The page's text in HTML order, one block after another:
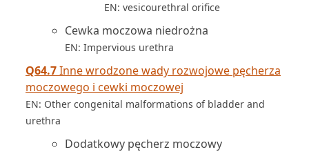
EN: vesicourethral orifice
Cewka moczowa niedrożna
EN: Impervious urethra
Q64.7Inne wrodzone wady rozwojowe pęcherza
moczowego i cewki moczowej
EN: Other congenital malformations of bladder and
urethra
Dodatkowy pęcherz moczowy